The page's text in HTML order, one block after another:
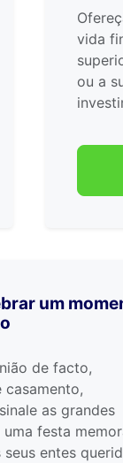
vida
ou a
um
de facto,
casamento,
as grandes
festa
entes